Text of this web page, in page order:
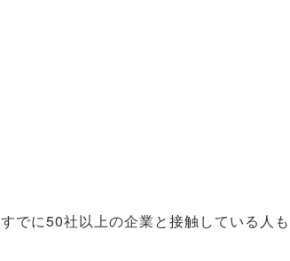
すでに50社以上の企業と接触している人も